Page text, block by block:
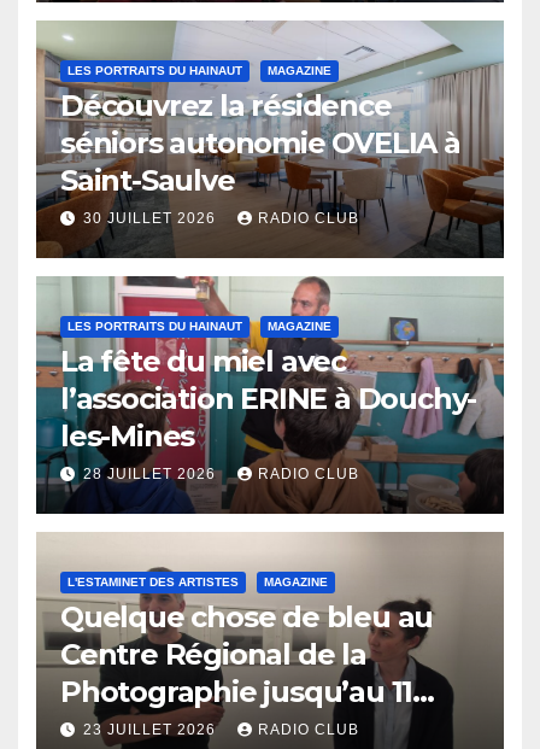
LES PORTRAITS DU HAINAUT MAGAZINE
Découvrez la résidence
séniors autonomie OVELIA à
Saint-Saulve
30 JUILLET 2026 RADIO CLUB
LES PORTRAITS DU HAINAUT MAGAZINE
La fête du miel avec
l’association ERINE à Douchy-
les-Mines
28 JUILLET 2026 RADIO CLUB
L'ESTAMINET DES ARTISTES MAGAZINE
Quelque chose de bleu au
Centre Régional de la
Photographie jusqu’au 11
octobre
23 JUILLET 2026 RADIO CLUB